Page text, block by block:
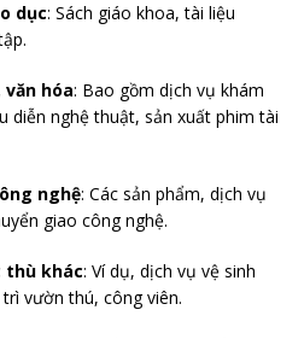
dục: Sách giáo khoa, tài liệu
hóa: Bao gồm dịch vụ khám
diễn nghệ thuật, sản xuất phim tài
nghệ: Các sản phẩm, dịch vụ
giao công nghệ.
thù khác: Ví dụ, dịch vụ vệ sinh
vườn thú, công viên.